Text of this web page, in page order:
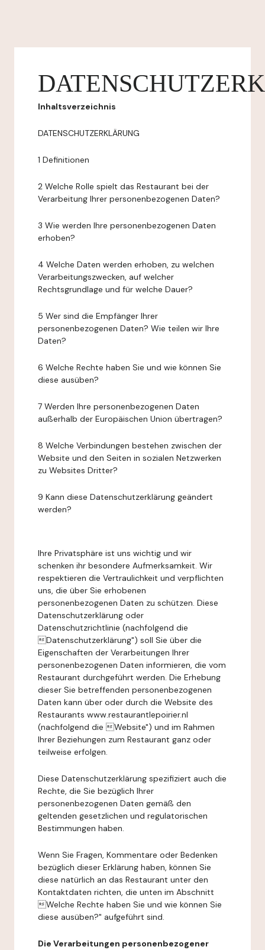
Inhaltsverzeichnis
DATENSCHUTZERKLÄRUNG
1 Definitionen
2 Welche Rolle spielt das Restaurant bei der
Verarbeitung Ihrer personenbezogenen Daten?
3 Wie werden Ihre personenbezogenen Daten
erhoben?
4 Welche Daten werden erhoben, zu welchen
Verarbeitungszwecken, auf welcher
Rechtsgrundlage und für welche Dauer?
5 Wer sind die Empfänger Ihrer
personenbezogenen Daten? Wie teilen wir Ihre
Daten?
6 Welche Rechte haben Sie und wie können Sie
diese ausüben?
7 Werden Ihre personenbezogenen Daten
außerhalb der Europäischen Union übertragen?
8 Welche Verbindungen bestehen zwischen der
Website und den Seiten in sozialen Netzwerken
zu Websites Dritter?
9 Kann diese Datenschutzerklärung geändert
werden?
Ihre Privatsphäre ist uns wichtig und wir
schenken ihr besondere Aufmerksamkeit. Wir
respektieren die Vertraulichkeit und verpflichten
uns, die über Sie erhobenen
personenbezogenen Daten zu schützen. Diese
Datenschutzerklärung oder
Datenschutzrichtlinie (nachfolgend die
Datenschutzerklärung") soll Sie über die
Eigenschaften der Verarbeitungen Ihrer
personenbezogenen Daten informieren, die vom
Restaurant durchgeführt werden. Die Erhebung
dieser Sie betreffenden personenbezogenen
Daten kann über oder durch die Website des
Restaurants www.restaurantlepoirier.nl
(nachfolgend die Website") und im Rahmen
Ihrer Beziehungen zum Restaurant ganz oder
teilweise erfolgen.
Diese Datenschutzerklärung spezifiziert auch die
Rechte, die Sie bezüglich Ihrer
personenbezogenen Daten gemäß den
geltenden gesetzlichen und regulatorischen
Bestimmungen haben.
Wenn Sie Fragen, Kommentare oder Bedenken
bezüglich dieser Erklärung haben, können Sie
diese natürlich an das Restaurant unter den
Kontaktdaten richten, die unten im Abschnitt
Welche Rechte haben Sie und wie können Sie
diese ausüben?" aufgeführt sind.
Die Verarbeitungen personenbezogener